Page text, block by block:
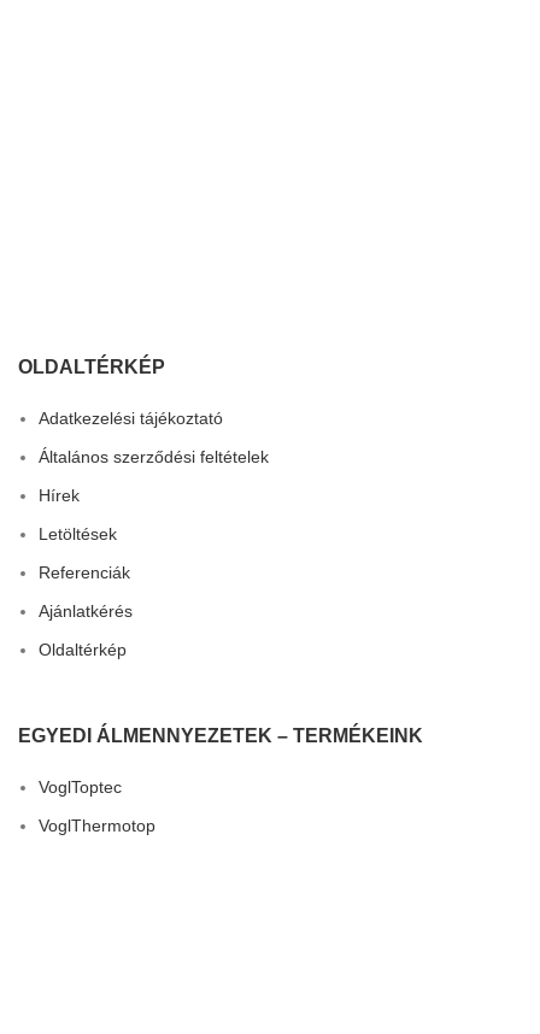
OLDALTÉRKÉP
Adatkezelési tájékoztató
Általános szerződési feltételek
Hírek
Letöltések
Referenciák
Ajánlatkérés
Oldaltérkép
EGYEDI ÁLMENNYEZETEK – TERMÉKEINK
VoglToptec
VoglThermotop